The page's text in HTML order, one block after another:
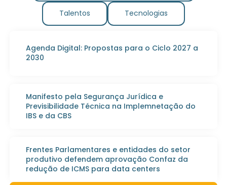
Talentos Tecnologias
Agenda Digital: Propostas para o Ciclo 2027 a
2030
Manifesto pela Segurança Jurídica e
Previsibilidade Técnica na Implemnetação do
IBS e da CBS
Frentes Parlamentares e entidades do setor
produtivo defendem aprovação Confaz da
redução de ICMS para data centers